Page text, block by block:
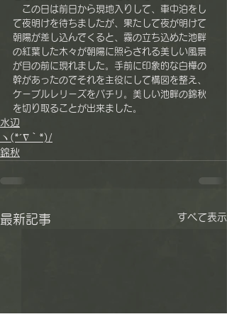
この日は前日から現地入りして、車中泊をし
て夜明けを待ちましたが、果たして夜が明けて
朝陽が差し込んでくると、霧の立ち込めた池畔
の紅葉した木々が朝陽に照らされる美しい風景
が目の前に現れました。手前に印象的な白樺の
幹があったのでそれを主役にして構図を整え、
ケーブルレリーズをパチリ。美しい池畔の錦秋
を切り取ることが出来ました。
水辺
ヽ(*´∇｀*)/
錦秋
最新記事 すべて表示